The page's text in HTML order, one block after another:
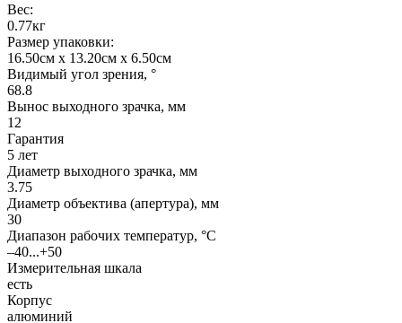
Вес:
0.77кг
Размер упаковки:
16.50см x 13.20см x 6.50см
Видимый угол зрения, °
68.8
Вынос выходного зрачка, мм
12
Гарантия
5 лет
Диаметр выходного зрачка, мм
3.75
Диаметр объектива (апертура), мм
30
Диапазон рабочих температур, °С
–40...+50
Измерительная шкала
есть
Корпус
алюминий